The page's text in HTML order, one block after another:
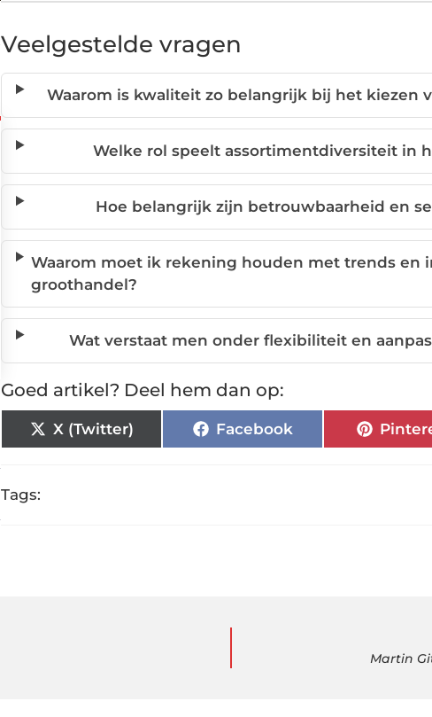
Veelgestelde vragen
Waarom is kwaliteit zo belangrijk bij het kiezen
Welke rol speelt assortimentdiversiteit in
Hoe belangrijk zijn betrouwbaarheid en
Waarom moet ik rekening houden met trends en
groothandel?
Wat verstaat men onder flexibiliteit en
Goed artikel? Deel hem dan op:
X (Twitter) Facebook
Tags:
Martin